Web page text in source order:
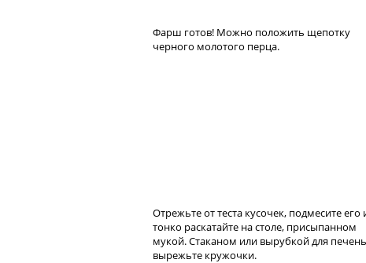
Фарш готов! Можно положить щепотку
черного молотого перца.
Отрежьте от теста кусочек, подмесите его
тонко раскатайте на столе, присыпанном
мукой. Стаканом или вырубкой для
вырежьте кружочки.